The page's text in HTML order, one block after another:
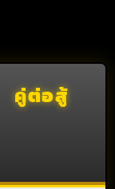
คู่ต่อสู้